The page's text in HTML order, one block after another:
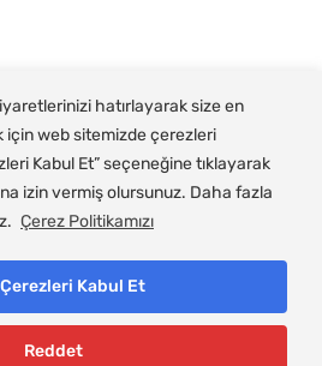
hatırlayarak size en
için web sitemizde çerezleri
Kabul Et” seçeneğine tıklayarak
izin vermiş olursunuz. Daha fazla
Çerez Politikamızı
Reddet
Kabul Et